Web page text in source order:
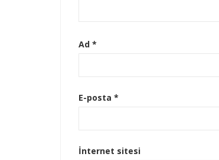
Ad *
E-posta *
İnternet sitesi